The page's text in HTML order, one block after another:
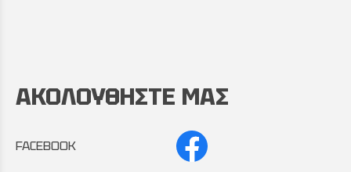
ΑΚΟΛΟΥΘΗΣΤΕ ΜΑΣ
FACEBOOK